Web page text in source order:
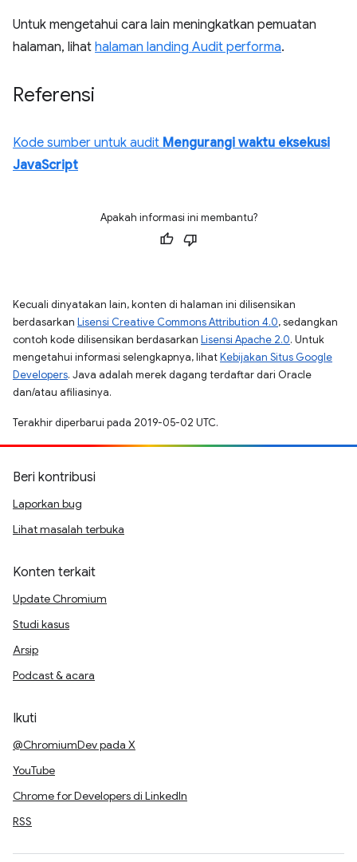
Untuk mengetahui cara lain meningkatkan pemuatan
halaman, lihat halaman landing Audit performa.
Referensi
Kode sumber untuk audit Mengurangi waktu eksekusi
JavaScript
Apakah informasi ini membantu?
Kecuali dinyatakan lain, konten di halaman ini dilisensikan
berdasarkan Lisensi Creative Commons Attribution 4.0, sedangkan
contoh kode dilisensikan berdasarkan Lisensi Apache 2.0. Untuk
mengetahui informasi selengkapnya, lihatKebijakan Situs Google
Developers. Java adalah merek dagang terdaftar dari Oracle
dan/atau afiliasinya.
Terakhir diperbarui pada 2019-05-02 UTC.
Beri kontribusi
Laporkan bug
Lihat masalah terbuka
Konten terkait
Update Chromium
Studi kasus
Arsip
Podcast & acara
Ikuti
@ChromiumDev pada X
YouTube
Chrome for Developers di LinkedIn
RSS